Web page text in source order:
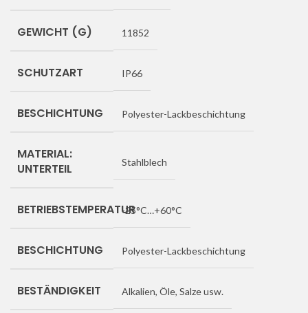
GEWICHT (G) 11852
SCHUTZART IP66
BESCHICHTUNG Polyester-Lackbeschichtung
MATERIAL:
UNTERTEIL
Stahlblech
BETRIEBSTEMPERATUR-25°C…+60°C
BESCHICHTUNG Polyester-Lackbeschichtung
BESTÄNDIGKEIT Alkalien, Öle, Salze usw.